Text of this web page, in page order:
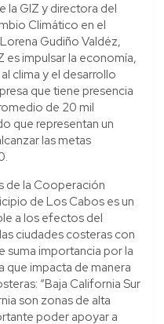
la GIZ y directora del
Climático en el
Gudiño Valdéz,
es impulsar la economía,
clima y el desarrollo
que tiene presencia
de 20 mil
que representan un
las metas
de la Cooperación
de Los Cabos es un
a los efectos del
ciudades costeras con
suma importancia por la
que impacta de manera
“Baja California Sur
son zonas de alta
poder apoyar a